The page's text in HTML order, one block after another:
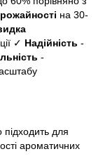
на 30-
✓ Надійність -
-
підходить для
ароматичних